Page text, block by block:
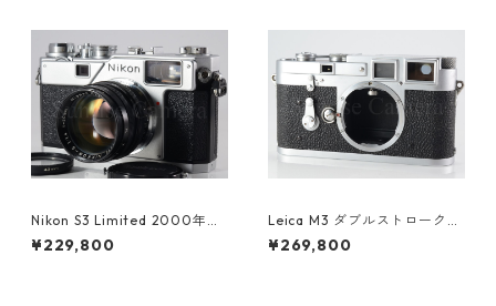
Nikon S3 Limited 2000年記
念モデル / NIKKOR-S 50mm
F1.4 整備済 元箱付 ニコン (60
¥229,800
Leica M3 ダブルストローク
ボディ 整備済 ライカ (60912)
¥269,800